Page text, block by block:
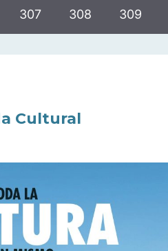
307 308 309
Cultural